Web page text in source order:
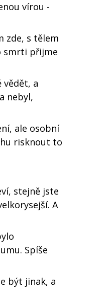
vírou -
zde, s tělem
smrti přijme
vědět, a
nebyl,
ale osobní
risknout to
stejně jste
A
Spíše
být jinak, a